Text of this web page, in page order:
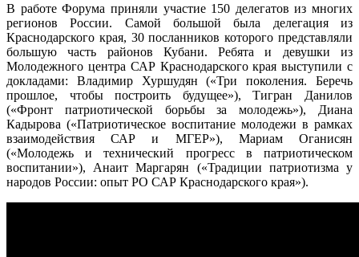
В работе Форума приняли участие 150 делегатов из многих
регионов России. Самой большой была делегация из
Краснодарского края, 30 посланников которого представляли
большую часть районов Кубани. Ребята и девушки из
Молодежного центра САР Краснодарского края выступили с
докладами: Владимир Хуршудян («Три поколения. Беречь
прошлое, чтобы построить будущее»), Тигран Данилов
(«Фронт патриотической борьбы за молодежь»), Диана
Кадырова («Патриотическое воспитание молодежи в рамках
взаимодействия САР и МГЕР»), Мариам Оганисян
(«Молодежь и технический прогресс в патриотическом
воспитании»), Анаит Маргарян («Традиции патриотизма у
народов России: опыт РО САР Краснодарского края»).